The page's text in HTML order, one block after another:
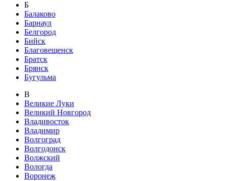
Б
Балаково
Барнаул
Белгород
Бийск
Благовещенск
Братск
Брянск
Бугульма
В
Великие Луки
Великий Новгород
Владивосток
Владимир
Волгоград
Волгодонск
Волжский
Вологда
Воронеж